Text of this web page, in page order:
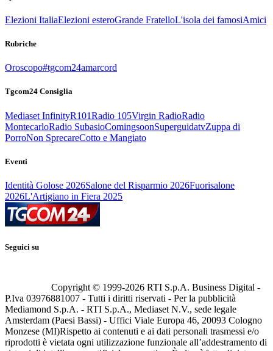
Elezioni ItaliaElezioni esteroGrande FratelloL'isola dei famosiAmici
Rubriche
Oroscopo#tgcom24amarcord
Tgcom24 Consiglia
Mediaset InfinityR101Radio 105Virgin RadioRadio
MontecarloRadio SubasioComingsoonSuperguidatvZuppa di
PorroNon SprecareCotto e Mangiato
Eventi
Identità Golose 2026Salone del Risparmio 2026Fuorisalone
2026L'Artigiano in Fiera 2025
Seguici su
Copyright © 1999-2026 RTI S.p.A. Business Digital -
P.Iva 03976881007 - Tutti i diritti riservati - Per la pubblicità
Mediamond S.p.A. - RTI S.p.A., Mediaset N.V., sede legale
Amsterdam (Paesi Bassi) - Uffici Viale Europa 46, 20093 Cologno
Monzese (MI)Rispetto ai contenuti e ai dati personali trasmessi e/o
riprodotti è vietata ogni utilizzazione funzionale all’addestramento di